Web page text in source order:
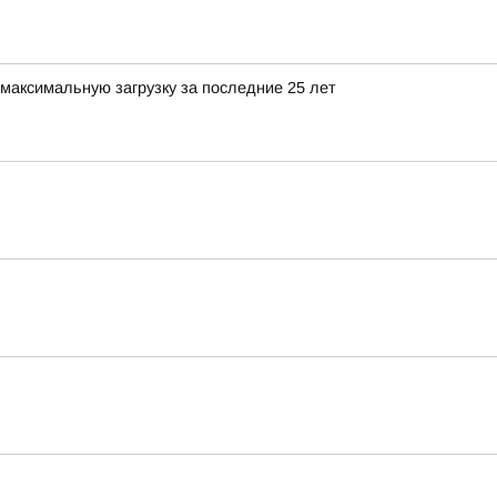
загрузку за последние 25 лет